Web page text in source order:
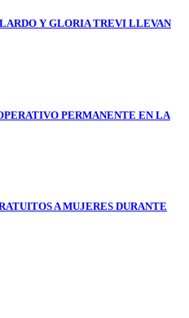
Y GLORIA TREVI LLEVAN
PERMANENTE EN LA
A MUJERES DURANTE